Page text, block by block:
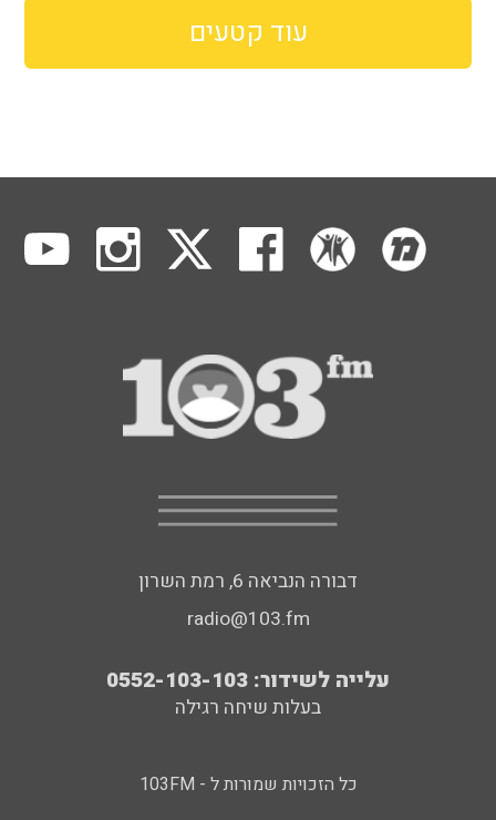
עוד קטעים
דבורה הנביאה 6, רמת השרון
radio@103.fm
עלייה לשידור: 0552-103-103
בעלות שיחה רגילה
כל הזכויות שמורות ל - 103FM